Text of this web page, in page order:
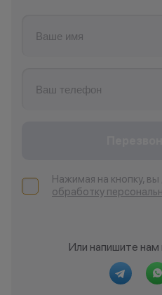
Нажимая на кнопку,
обработку
Или напишите